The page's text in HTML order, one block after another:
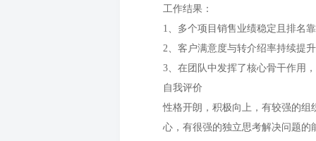
工作结果：
1、多个项目销售业绩稳定且排名
2、客户满意度与转介绍率持续提
3、在团队中发挥了核心骨干作用
自我评价
性格开朗，积极向上，有较强的
心，有很强的独立思考解决问题